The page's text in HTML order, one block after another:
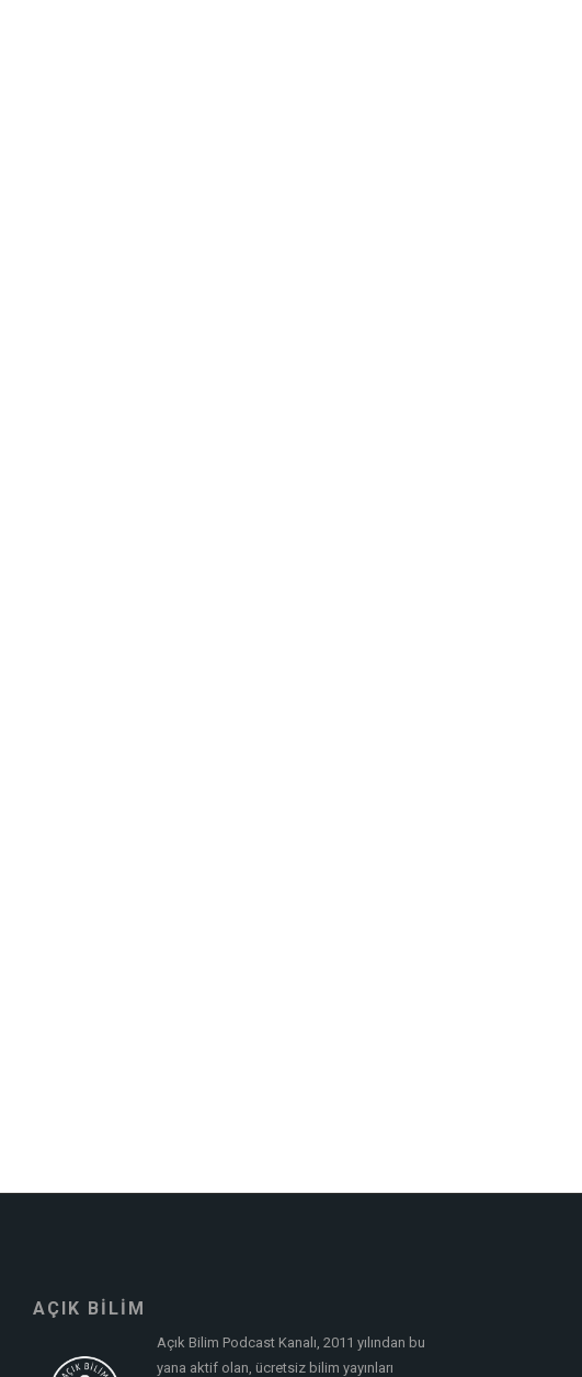
AÇIK BİLİM
Açık Bilim Podcast Kanalı, 2011 yılından bu
yana aktif olan, ücretsiz bilim yayınları